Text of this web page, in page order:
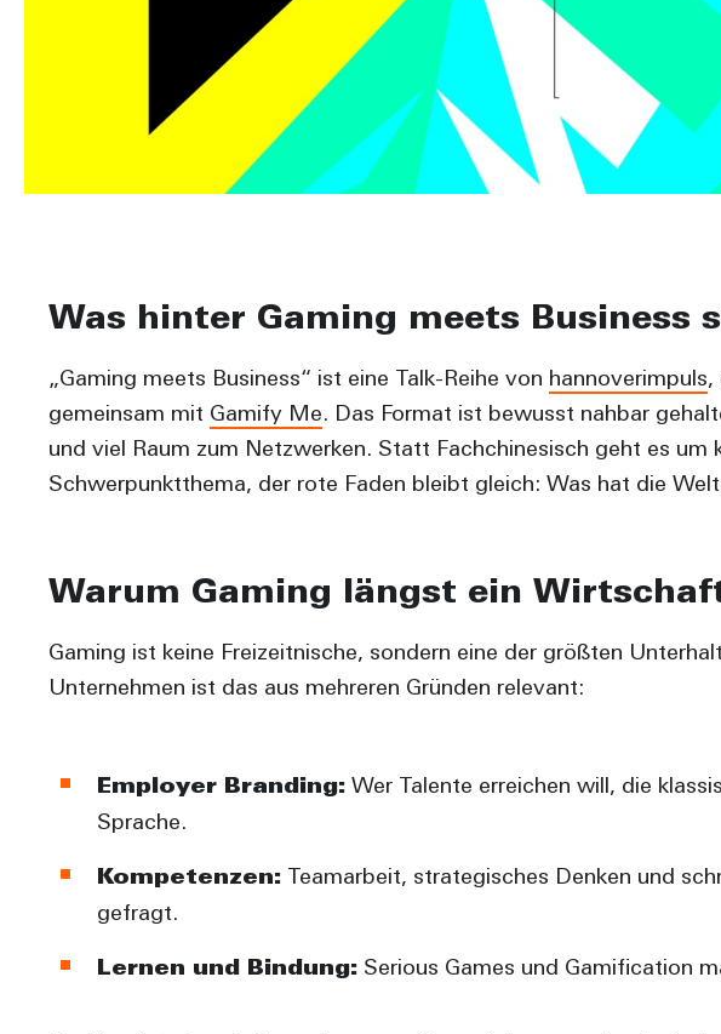
Was hinter Gaming meets Business
„Gaming meets Business“ ist eine Talk-Reihe von hannoverimpuls,
gemeinsam mit Gamify Me. Das Format ist bewusst nahbar
und viel Raum zum Netzwerken. Statt Fachchinesisch geht es
Schwerpunktthema, der rote Faden bleibt gleich: Was hat die
Warum Gaming längst ein
Gaming ist keine Freizeitnische, sondern eine der größten
Unternehmen ist das aus mehreren Gründen relevant:
Employer Branding: Wer Talente erreichen will, die
Sprache.
Kompetenzen: Teamarbeit, strategisches Denken und
gefragt.
Lernen und Bindung: Serious Games und Gamification